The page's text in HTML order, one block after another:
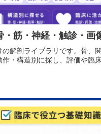
・筋・神経・触診・画
解剖ライブラリです。骨、
・構造別に探し、評価や臨